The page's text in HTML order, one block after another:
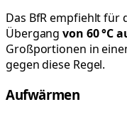
Das BfR empfiehlt für
Übergangvon 60 °C
Großportionen in
gegen diese Regel.
Aufwärmen